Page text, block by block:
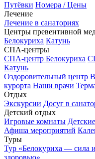
Путёвки Номера / Цены
Лечение
Лечение в санаториях
Центры превентивной
Белокуриха Катунь
СПА-центры
СПА-центр Белокуриха
Катунь
Оздоровительный центр
курорта Наши врачи
Отдых
Экскурсии Досуг в
Детский отдых
Игровые комнаты
Афиша мероприятий
Туры
Тур «Белокуриха — сила